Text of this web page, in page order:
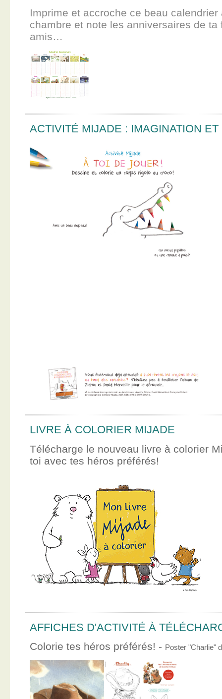
Imprime et accroche ce beau calendrier
chambre et note les anniversaires de ta
amis…
ACTIVITÉ MIJADE : IMAGINATION
LIVRE À COLORIER MIJADE
Télécharge le nouveau livre à colorier
toi avec tes héros préférés!
AFFICHES D'ACTIVITÉ À
Colorie tes héros préférés! - Poster "Charlie"